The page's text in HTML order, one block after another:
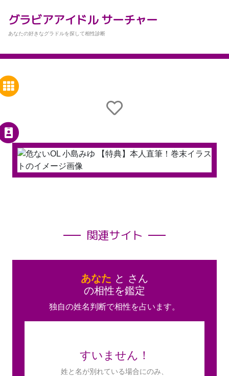
グラビアアイドル サーチャー
あなたの好きなグラドルを探して相性診断
関連サイト
あなた と さん
の相性を鑑定
独自の姓名判断で相性を占います。
すいません！
姓と名が別れている場合にのみ、